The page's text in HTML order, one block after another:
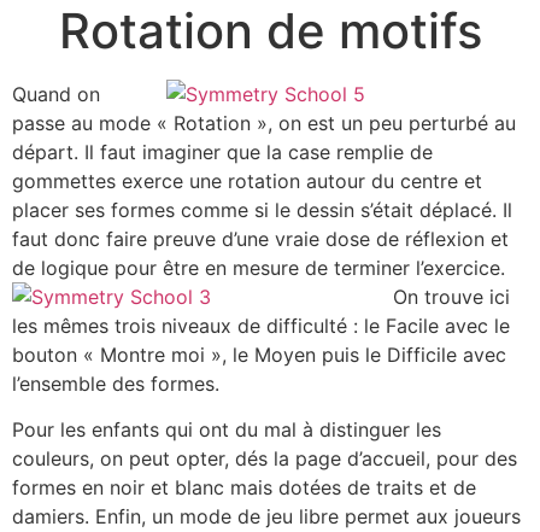
Rotation de motifs
Quand on
passe au mode « Rotation », on est un peu perturbé au
départ. Il faut imaginer que la case remplie de
gommettes exerce une rotation autour du centre et
placer ses formes comme si le dessin s’était déplacé. Il
faut donc faire preuve d’une vraie dose de réflexion et
de logique pour être en mesure de terminer l’exercice.
On trouve ici
les mêmes trois niveaux de difficulté : le Facile avec le
bouton « Montre moi », le Moyen puis le Difficile avec
l’ensemble des formes.
Pour les enfants qui ont du mal à distinguer les
couleurs, on peut opter, dés la page d’accueil, pour des
formes en noir et blanc mais dotées de traits et de
damiers. Enfin, un mode de jeu libre permet aux joueurs